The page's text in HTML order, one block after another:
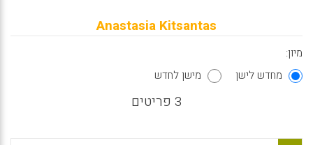
Anastasia Kitsantas
מיון:
מחדש לישן
מישן לחדש
3 פריטים